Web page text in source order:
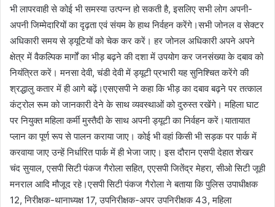
भी लापरवाही से कोई भी समस्या उत्पन्न हो सकती है, इसलिए सभी लोग अपनी-
अपनी जिम्मेदारियों का दृढ़ता एवं संयम के हाथ निर्वहन करेंगे।सभी जोनल व सेक्टर
अधिकारी समय से ड्यूटियों को चेक कर करें। हर जोनल अधिकारी अपने अपने
क्षेत्र में वैकल्पिक मार्गों का भीड़ बढ़ने की दशा में उपयोग कर जनसंख्या के दबाव को
नियंत्रित करें। मनसा देवी, चंडी देवी में ड्यूटी प्रभारी यह सुनिश्चित करेंगे की
श्रद्धालु कतार में ही आगे बढ़ें।एसएसपी ने कहा कि भीड़ का दबाव बढ़ने पर तत्काल
कंट्रोल रूम को जानकारी देने के साथ व्यवस्थाओं को दुरुस्त रखेंगे। महिला घाट
पर नियुक्त महिला कर्मी मुस्तैदी के साथ अपनी ड्यूटी का निर्वहन करें।यातायात
प्लान का पूर्ण रूप से पालन कराया जाए। कोई भी वहां किसी भी सड़क पर पार्क में
करवाया जाए उन्हें निर्धारित पार्क में ही भेजा जाए। इस दौरान एसपी देहात शेखर
चंद सुयाल, एसपी सिटी पंकज गैरोला सहित, एएसपी जितेंद्र मेहरा, सीओ सिटी जूही
मनराल आदि मौजूद रहे।एसपी सिटी पंकज गैरोला ने बताया कि पुलिस उपाधीक्षक
12, निरीक्षक-थानाध्यक्ष 17, उपनिरीक्षक-अपर उपनिरीक्षक 43, महिला